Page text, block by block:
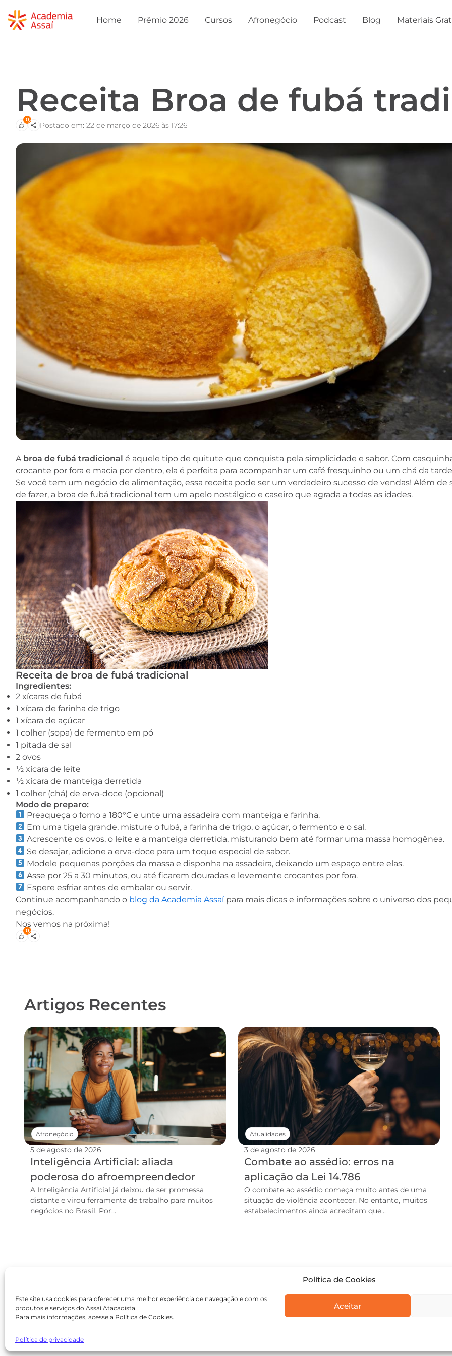
Política de Cookies
Este site usa cookies para oferecer uma melhor experiência de navegação e com os
produtos e serviços do Assaí Atacadista.
Para mais informações, acesse a Política de Cookies.
Aceitar
Política de privacidade
Home Prêmio 2026 Cursos Afronegócio Podcast Blog Materiais
Receita Broa de fubá
0
Postado em: 22 de março de 2026 às 17:26
A broa de fubá tradicional é aquele tipo de quitute que conquista pela simplicidade e sabor. Com
crocante por fora e macia por dentro, ela é perfeita para acompanhar um café fresquinho ou um chá da
Se você tem um negócio de alimentação, essa receita pode ser um verdadeiro sucesso de vendas! Além de
de fazer, a broa de fubá tradicional tem um apelo nostálgico e caseiro que agrada a todas as idades.
Receita de broa de fubá tradicional
Ingredientes:
2 xícaras de fubá
1 xícara de farinha de trigo
1 xícara de açúcar
1 colher (sopa) de fermento em pó
1 pitada de sal
2 ovos
½ xícara de leite
½ xícara de manteiga derretida
1 colher (chá) de erva-doce (opcional)
Modo de preparo:
Preaqueça o forno a 180°C e unte uma assadeira com manteiga e farinha.
Em uma tigela grande, misture o fubá, a farinha de trigo, o açúcar, o fermento e o sal.
Acrescente os ovos, o leite e a manteiga derretida, misturando bem até formar uma massa homogênea.
Se desejar, adicione a erva-doce para um toque especial de sabor.
Modele pequenas porções da massa e disponha na assadeira, deixando um espaço entre elas.
Asse por 25 a 30 minutos, ou até ficarem douradas e levemente crocantes por fora.
Espere esfriar antes de embalar ou servir.
Continue acompanhando o blog da Academia Assaípara mais dicas e informações sobre o universo dos
negócios.
Nos vemos na próxima!
0
Artigos Recentes
5 de agosto de 2026
Inteligência Artificial: aliada
poderosa do afroempreendedor
A Inteligência Artificial já deixou de ser promessa
distante e virou ferramenta de trabalho para muitos
negócios no Brasil. Por...
Afronegócio
3 de agosto de 2026
Combate ao assédio: erros na
aplicação da Lei 14.786
O combate ao assédio começa muito antes de uma
situação de violência acontecer. No entanto, muitos
estabelecimentos ainda acreditam que...
Atualidades
contato@academiaassai.com.br